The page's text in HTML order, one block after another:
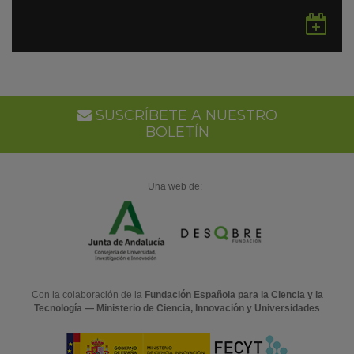
en
SUSCRÍBETE A NUESTRO
BOLETÍN
Una web de:
Con la colaboración de la Fundación Española para la Ciencia y la
Tecnología — Ministerio de Ciencia, Innovación y Universidades